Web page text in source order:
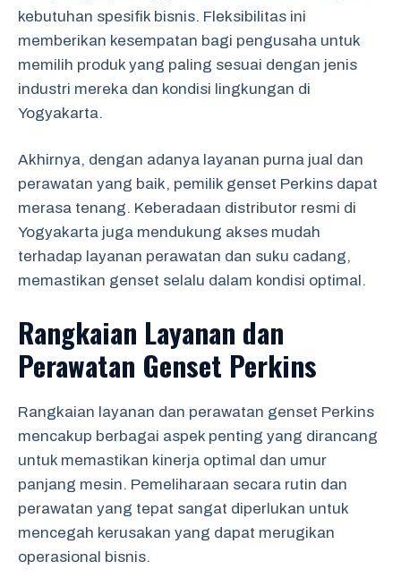
kebutuhan spesifik bisnis. Fleksibilitas ini
memberikan kesempatan bagi pengusaha untuk
memilih produk yang paling sesuai dengan jenis
industri mereka dan kondisi lingkungan di
Yogyakarta.
Akhirnya, dengan adanya layanan purna jual dan
perawatan yang baik, pemilik genset Perkins dapat
merasa tenang. Keberadaan distributor resmi di
Yogyakarta juga mendukung akses mudah
terhadap layanan perawatan dan suku cadang,
memastikan genset selalu dalam kondisi optimal.
Rangkaian Layanan dan
Perawatan Genset Perkins
Rangkaian layanan dan perawatan genset Perkins
mencakup berbagai aspek penting yang dirancang
untuk memastikan kinerja optimal dan umur
panjang mesin. Pemeliharaan secara rutin dan
perawatan yang tepat sangat diperlukan untuk
mencegah kerusakan yang dapat merugikan
operasional bisnis.